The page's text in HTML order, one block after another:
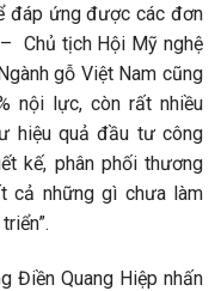
đáp ứng được các đơn
Chủ tịch Hội Mỹ nghệ
gỗ Việt Nam cũng
nội lực, còn rất nhiều
hiệu quả đầu tư công
kế, phân phối thương
cả những gì chưa làm
Điền Quang Hiệp nhấn